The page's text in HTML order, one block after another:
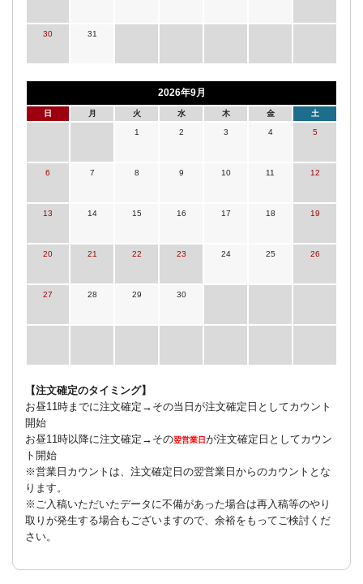
30 31
2026年9月
日 月 火 水 木 金 土
1 2 3 4 5
6 7 8 9 10 11 12
13 14 15 16 17 18 19
20 21 22 23 24 25 26
27 28 29 30
【注文確定のタイミング】
お昼11時までに注文確定→その当日が注文確定日としてカウント
開始
お昼11時以降に注文確定→その翌営業日が注文確定日としてカウン
ト開始
※営業日カウントは、注文確定日の翌営業日からのカウントとな
ります。
※ご入稿いただいたデータに不備があった場合は再入稿等のやり
取りが発生する場合もございますので、余裕をもってご検討くだ
さい。